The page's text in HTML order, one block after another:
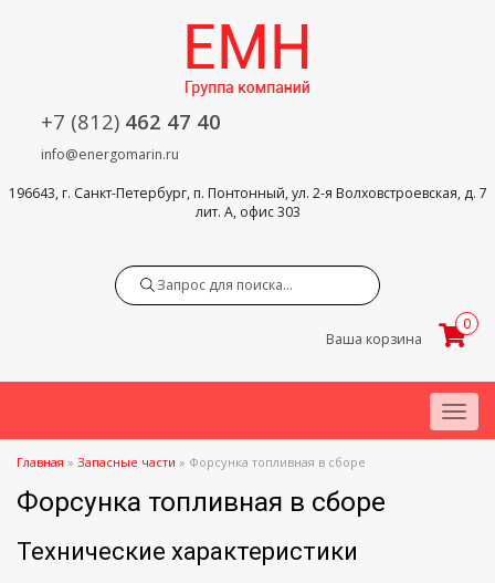
+7 (812) 462 47 40
info@energomarin.ru
196643, г. Санкт-Петербург, п. Понтонный, ул. 2-я Волховстроевская, д. 7
лит. А, офис 303
Ваша корзина
0
Menu
Главная » Запасные части » Форсунка топливная в сборе
Форсунка топливная в сборе
Технические характеристики